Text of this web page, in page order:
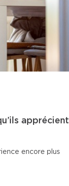
apprécient
encore plus